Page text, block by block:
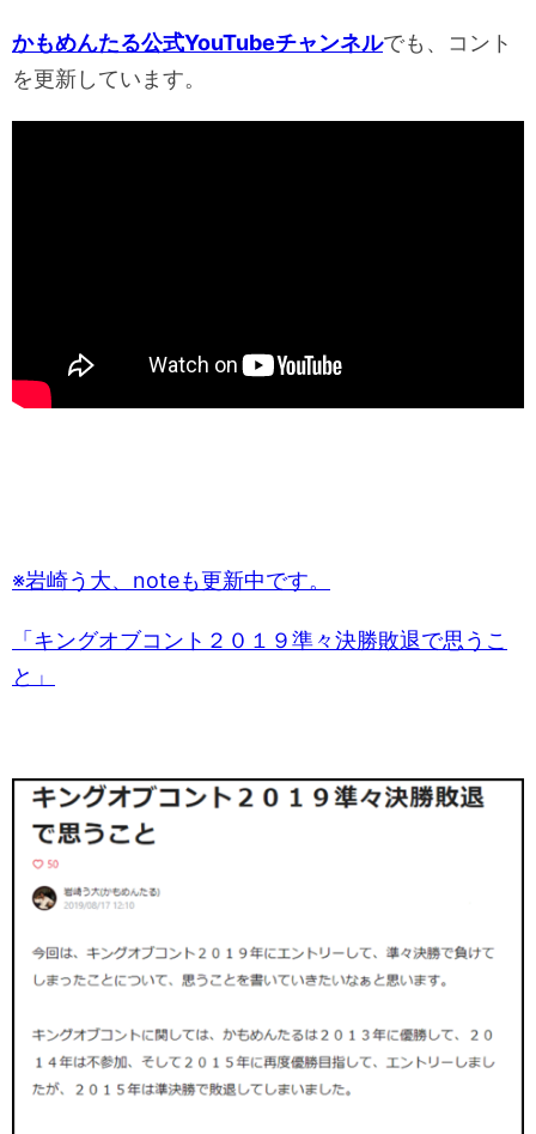
かもめんたる公式YouTubeチャンネルでも、コント
を更新しています。
※岩崎う大、noteも更新中です。
「キングオブコント２０１９準々決勝敗退で思うこ
と」